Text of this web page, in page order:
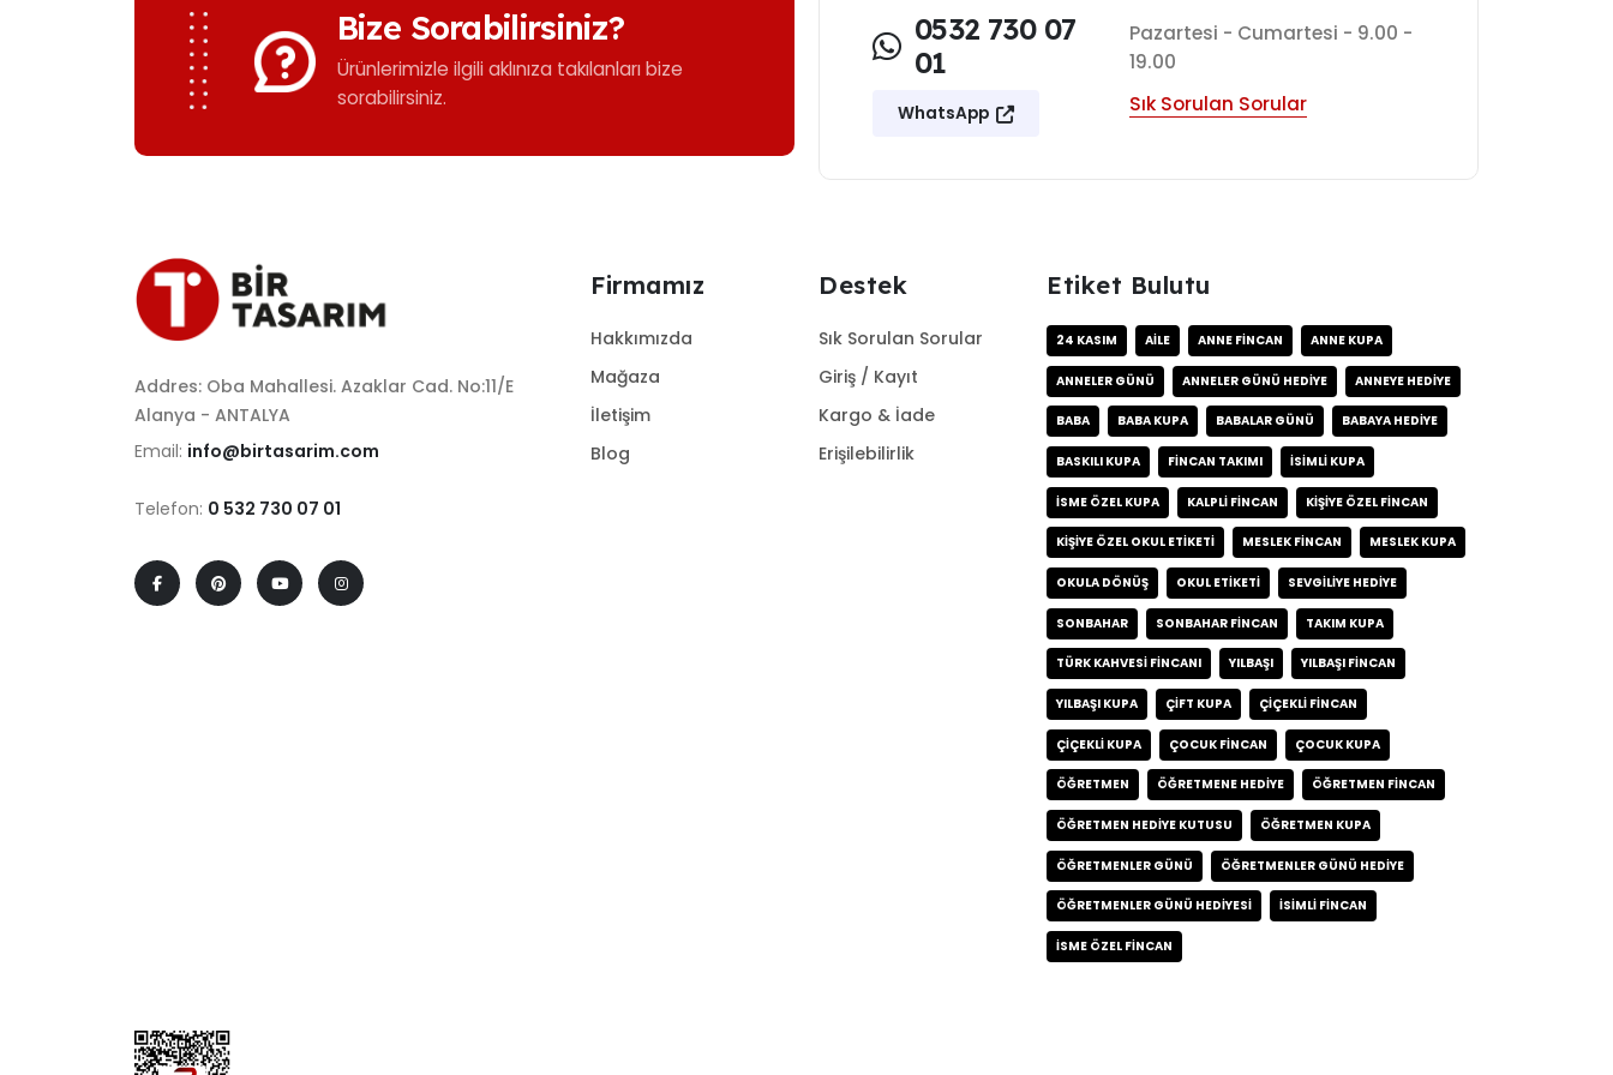
Bize Sorabilirsiniz?
Ürünlerimizle ilgili aklınıza takılanları bize
sorabilirsiniz.
0532 730 07
01
WhatsApp
Pazartesi - Cumartesi - 9.00 -
19.00
Sık Sorulan Sorular
Addres: Oba Mahallesi. Azaklar Cad. No:11/E
Alanya - ANTALYA
Email: info@birtasarim.com
Telefon: 0 532 730 07 01
Firmamız
Hakkımızda
Mağaza
İletişim
Blog
Destek
Sık Sorulan Sorular
Giriş / Kayıt
Kargo & İade
Erişilebilirlik
Etiket Bulutu
24 KASIM AILE ANNE FINCAN ANNE KUPA
ANNELER GÜNÜ ANNELER GÜNÜ HEDIYE ANNEYE HEDIYE
BABA BABA KUPA BABALAR GÜNÜ BABAYA HEDIYE
BASKILI KUPA FINCAN TAKIMI ISIMLI KUPA
ISME ÖZEL KUPA KALPLI FINCAN KIŞIYE ÖZEL FINCAN
KIŞIYE ÖZEL OKUL ETIKETI MESLEK FINCAN MESLEK KUPA
OKULA DÖNÜŞ OKUL ETIKETI SEVGILIYE HEDIYE
SONBAHAR SONBAHAR FINCAN TAKIM KUPA
TÜRK KAHVESI FINCANI YILBAŞI YILBAŞI FINCAN
YILBAŞI KUPA ÇIFT KUPA ÇIÇEKLI FINCAN
ÇIÇEKLI KUPA ÇOCUK FINCAN ÇOCUK KUPA
ÖĞRETMEN ÖĞRETMENE HEDIYE ÖĞRETMEN FINCAN
ÖĞRETMEN HEDIYE KUTUSU ÖĞRETMEN KUPA
ÖĞRETMENLER GÜNÜ ÖĞRETMENLER GÜNÜ HEDIYE
ÖĞRETMENLER GÜNÜ HEDIYESI İSIMLI FINCAN
İSME ÖZEL FINCAN